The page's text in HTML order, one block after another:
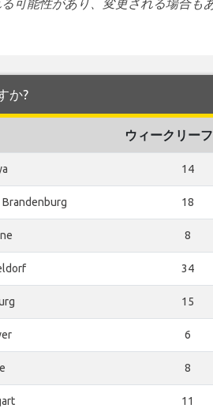
可能性があり、変更される場合も
か?
ウィークリー
14
18
8
34
15
6
8
11